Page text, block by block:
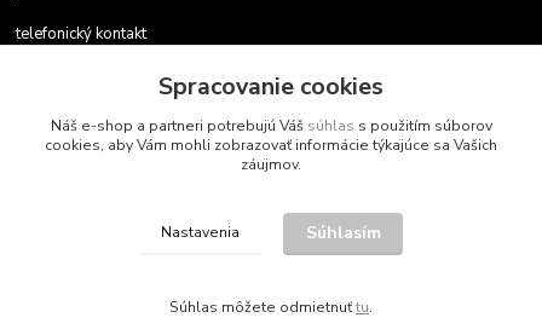
telefonický kontakt
v pracovných dňoch 08.30 - 16.00
obchod@marketsk.sk
© 2013 - 2026
Spracovanie cookies
Náš e-shop a partneri potrebujú Váš súhlas s použitím súborov
cookies, aby Vám mohli zobrazovať informácie týkajúce sa Vašich
záujmov.
Nastavenia Súhlasím
Súhlas môžete odmietnuťtu.